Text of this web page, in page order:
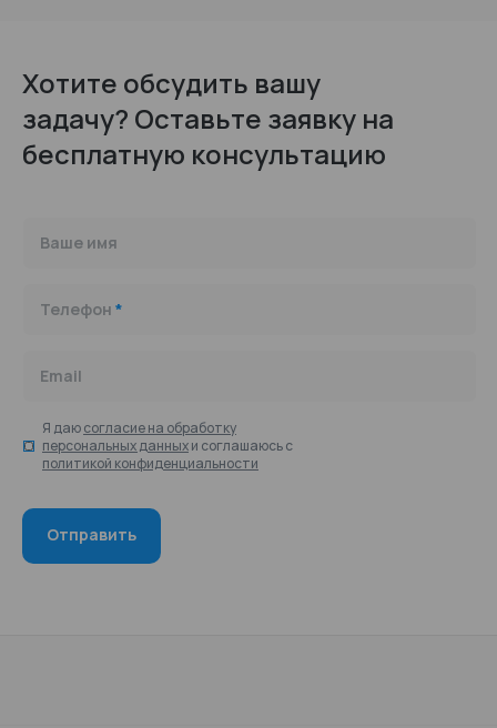
Хотите обсудить вашу
задачу? Оставьте заявку на
бесплатную консультацию
Ваше имя
Телефон *
Email
Я даюсогласие на обработку
персональных данныхи соглашаюсь с
политикой конфиденциальности